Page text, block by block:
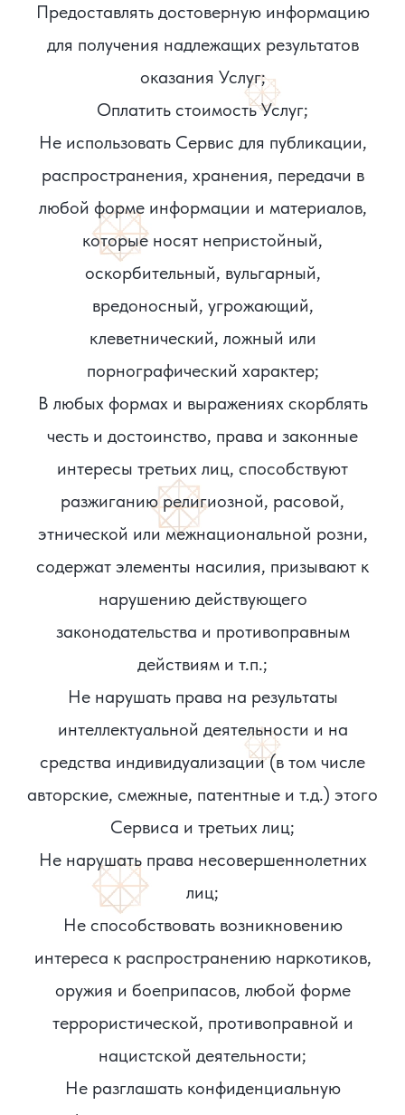
Предоставлять достоверную информацию
для получения надлежащих результатов
оказания Услуг;
Оплатить стоимость Услуг;
Не использовать Сервис для публикации,
распространения, хранения, передачи в
любой форме информации и материалов,
которые носят непристойный,
оскорбительный, вульгарный,
вредоносный, угрожающий,
клеветнический, ложный или
порнографический характер;
В любых формах и выражениях скорблять
честь и достоинство, права и законные
интересы третьих лиц, способствуют
разжиганию религиозной, расовой,
этнической или межнациональной розни,
содержат элементы насилия, призывают к
нарушению действующего
законодательства и противоправным
действиям и т.п.;
Не нарушать права на результаты
интеллектуальной деятельности и на
средства индивидуализации (в том числе
авторские, смежные, патентные и т.д.) этого
Сервиса и третьих лиц;
Не нарушать права несовершеннолетних
лиц;
Не способствовать возникновению
интереса к распространению наркотиков,
оружия и боеприпасов, любой форме
террористической, противоправной и
нацистской деятельности;
Не разглашать конфиденциальную